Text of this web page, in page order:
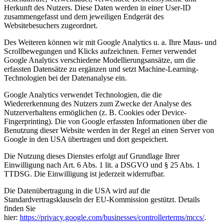
Herkunft des Nutzers. Diese Daten werden in einer User-ID
zusammengefasst und dem jeweiligen Endgerät des
Websitebesuchers zugeordnet.
Des Weiteren können wir mit Google Analytics u. a. Ihre Maus- und
Scrollbewegungen und Klicks aufzeichnen. Ferner verwendet
Google Analytics verschiedene Modellierungsansätze, um die
erfassten Datensätze zu ergänzen und setzt Machine-Learning-
Technologien bei der Datenanalyse ein.
Google Analytics verwendet Technologien, die die
Wiedererkennung des Nutzers zum Zwecke der Analyse des
Nutzerverhaltens ermöglichen (z. B. Cookies oder Device-
Fingerprinting). Die von Google erfassten Informationen über die
Benutzung dieser Website werden in der Regel an einen Server von
Google in den USA übertragen und dort gespeichert.
Die Nutzung dieses Dienstes erfolgt auf Grundlage Ihrer
Einwilligung nach Art. 6 Abs. 1 lit. a DSGVO und § 25 Abs. 1
TTDSG. Die Einwilligung ist jederzeit widerrufbar.
Die Datenübertragung in die USA wird auf die
Standardvertragsklauseln der EU-Kommission gestützt. Details
finden Sie
hier: https://privacy.google.com/businesses/controllerterms/mccs/.